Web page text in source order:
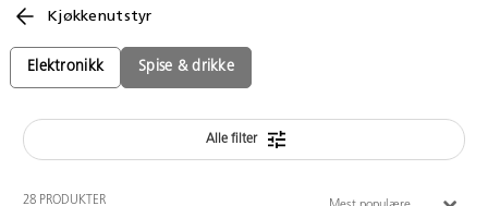
Leker & sykler
Pedagogisk materiell
Barnevogner & småbarnsutstyr
Skole- & kontormateriell
Logge inn / registrere meg
Kontakt oss
Kjøkkenutstyr
Elektronikk Spise & drikke
Alle filter
28 PRODUKTER